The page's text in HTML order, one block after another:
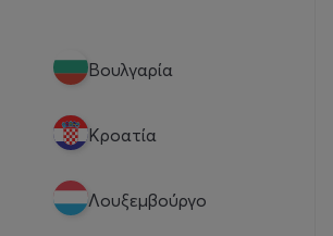
Βουλγαρία
Κροατία
Λουξεμβούργο